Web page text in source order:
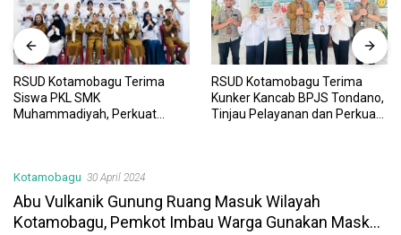
RSUD Kotamobagu Terima
Siswa PKL SMK
Muhammadiyah, Perkuat
RSUD Kotamobagu Terima
Kunker Kancab BPJS Tondano,
Tinjau Pelayanan dan Perkuat
Kotamobagu 30 April 2024
Abu Vulkanik Gunung Ruang Masuk Wilayah
Kotamobagu, Pemkot Imbau Warga Gunakan Masker